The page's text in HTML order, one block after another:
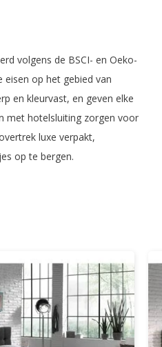
volgens de BSCI- en Oeko-
op het gebied van
en kleurvast, en geven elke
met hotelsluiting zorgen voor
luxe verpakt,
op te bergen.